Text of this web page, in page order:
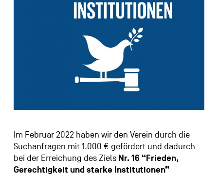
Im Februar 2022 haben wir den Verein durch die
Suchanfragen mit 1.000 € gefördert und dadurch
bei der Erreichung des Ziels Nr. 16 “Frieden,
Gerechtigkeit und starke Institutionen”